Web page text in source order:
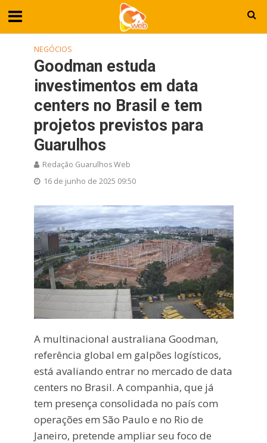
NEGÓCIOS
Goodman estuda
investimentos em data
centers no Brasil e tem
projetos previstos para
Guarulhos
Redação Guarulhos Web
16 de junho de 2025 09:50
A multinacional australiana Goodman,
referência global em galpões logísticos,
está avaliando entrar no mercado de data
centers no Brasil. A companhia, que já
tem presença consolidada no país com
operações em São Paulo e no Rio de
Janeiro, pretende ampliar seu foco de